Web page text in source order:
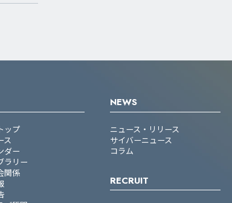
ップ
ス
ダー
ラリー
関係
NEWS
ニュース・リリース
サイバーニュース
コラム
RECRUIT